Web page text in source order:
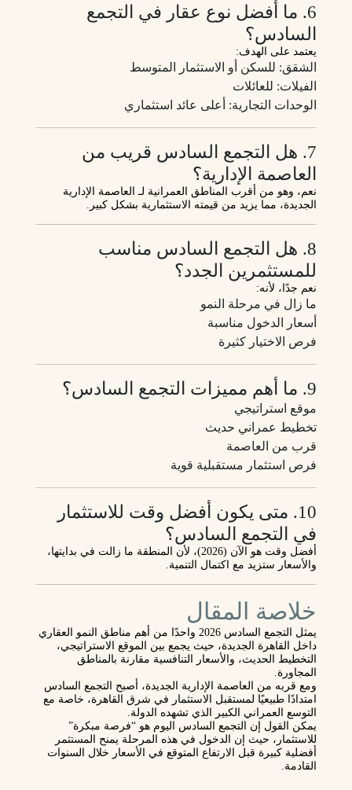
6. ما أفضل نوع عقار في التجمع
السادس؟
يعتمد على الهدف:
الشقق: للسكن أو الاستثمار المتوسط
الفيلات: للعائلات
الوحدات التجارية: أعلى عائد استثماري
7. هل التجمع السادس قريب من
العاصمة الإدارية؟
نعم، وهو من أقرب المناطق العمرانية لـ العاصمة الإدارية
الجديدة، مما يزيد من قيمته الاستثمارية بشكل كبير.
8. هل التجمع السادس مناسب
للمستثمرين الجدد؟
نعم جدًا، لأنه:
ما زال في مرحلة النمو
أسعار الدخول مناسبة
فرص الاختيار كثيرة
9. ما أهم مميزات التجمع السادس؟
موقع استراتيجي
تخطيط عمراني حديث
قرب من العاصمة
فرص استثمار مستقبلية قوية
10. متى يكون أفضل وقت للاستثمار
في التجمع السادس؟
أفضل وقت هو الآن (2026)، لأن المنطقة ما زالت في بدايتها،
والأسعار ستزيد مع اكتمال التنمية.
خلاصة المقال
يمثل التجمع السادس 2026
واحدًا من أهم مناطق النمو العقاري
داخل القاهرة الجديدة، حيث يجمع بين الموقع الاستراتيجي،
التخطيط الحديث، والأسعار التنافسية مقارنة بالمناطق
المجاورة.
ومع قربه من العاصمة الإدارية الجديدة، أصبح التجمع السادس
امتدادًا طبيعيًا لمستقبل الاستثمار في شرق القاهرة، خاصة مع
التوسع العمراني الكبير الذي تشهده الدولة.
يمكن القول إن التجمع السادس اليوم هو “فرصة مبكرة”
للاستثمار، حيث إن الدخول في هذه المرحلة يمنح المستثمر
أفضلية كبيرة قبل الارتفاع المتوقع في الأسعار خلال السنوات
القادمة.